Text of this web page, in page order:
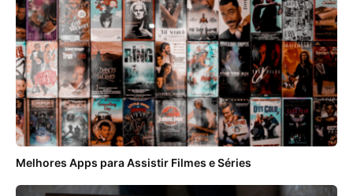
Melhores Apps para Assistir Filmes e Séries